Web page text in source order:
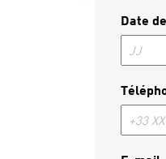
Date
Jour